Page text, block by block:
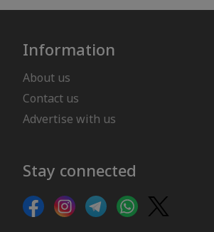
Information
About us
Contact us
Advertise with us
Stay connected